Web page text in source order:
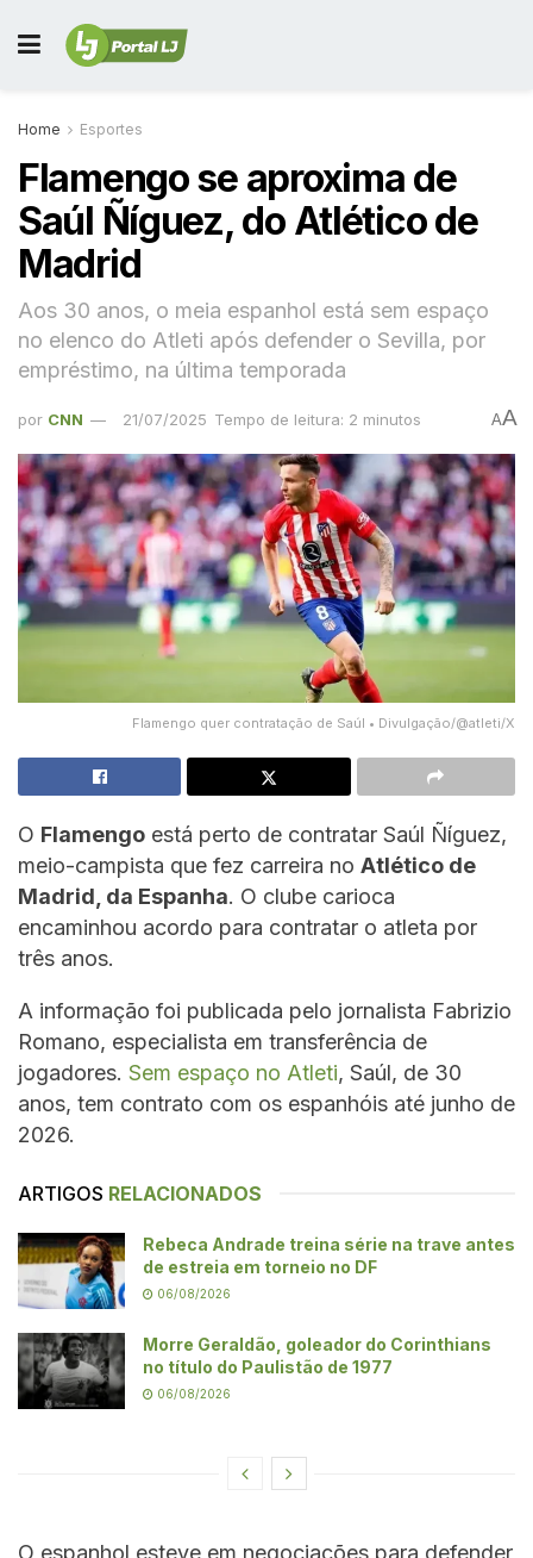
Home Esportes
Flamengo se aproxima de
Saúl Ñíguez, do Atlético de
Madrid
Aos 30 anos, o meia espanhol está sem espaço
no elenco do Atleti após defender o Sevilla, por
empréstimo, na última temporada
por CNN 21/07/2025 Tempo de leitura: 2 minutos AA
Flamengo quer contratação de Saúl • Divulgação/@atleti/X
O Flamengo está perto de contratar Saúl Ñíguez,
meio-campista que fez carreira no Atlético de
Madrid, da Espanha. O clube carioca
encaminhou acordo para contratar o atleta por
três anos.
A informação foi publicada pelo jornalista Fabrizio
Romano, especialista em transferência de
jogadores. Sem espaço no Atleti, Saúl, de 30
anos, tem contrato com os espanhóis até junho de
2026.
ARTIGOS RELACIONADOS
Rebeca Andrade treina série na trave antes
de estreia em torneio no DF
06/08/2026
Morre Geraldão, goleador do Corinthians
no título do Paulistão de 1977
06/08/2026